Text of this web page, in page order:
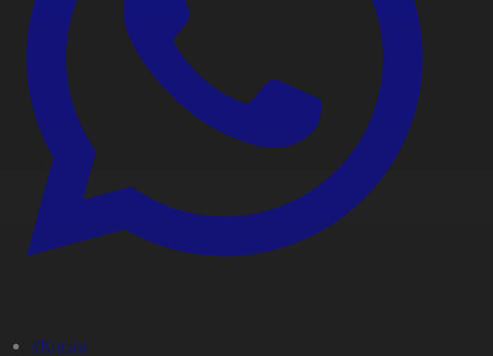
#Қоғам